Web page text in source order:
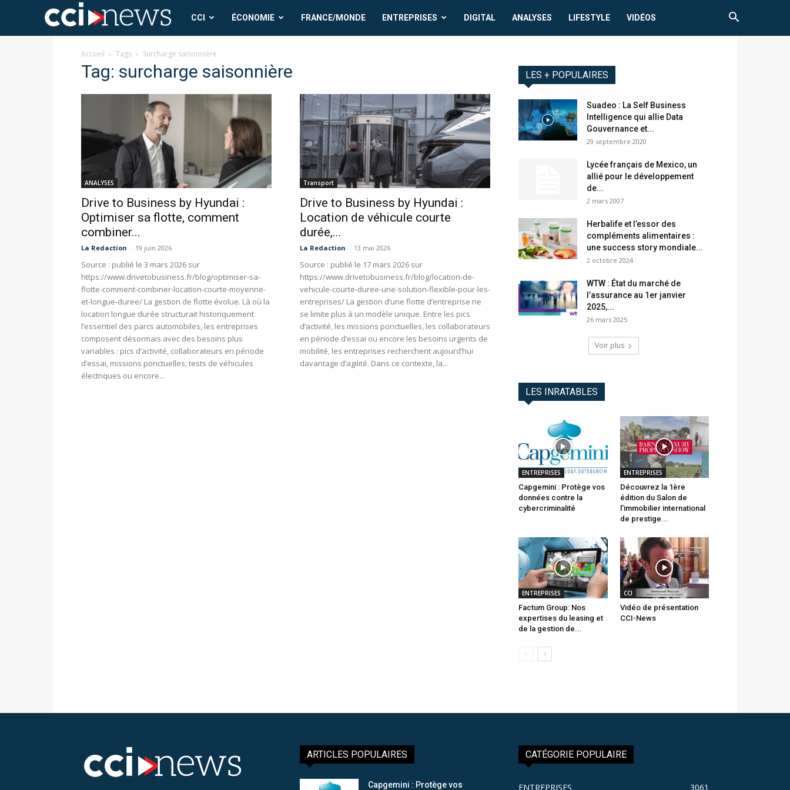
CCI
News
CCI ÉCONOMIE FRANCE/MONDE ENTREPRISES DIGITAL ANALYSES LIFESTYLE VIDÉOS
Accueil Tags Surcharge saisonnière
Tag: surcharge saisonnière
ANALYSES
Drive to Business by Hyundai :
Optimiser sa flotte, comment
combiner...
La Redaction - 19 juin 2026
Source : publié le 3 mars 2026 sur
https://www.drivetobusiness.fr/blog/optimiser-sa-
flotte-comment-combiner-location-courte-moyenne-
et-longue-duree/ La gestion de flotte évolue. Là où la
location longue durée structurait historiquement
l’essentiel des parcs automobiles, les entreprises
composent désormais avec des besoins plus
variables : pics d’activité, collaborateurs en période
d’essai, missions ponctuelles, tests de véhicules
électriques ou encore...
Transport
Drive to Business by Hyundai :
Location de véhicule courte
durée,...
La Redaction - 13 mai 2026
Source : publié le 17 mars 2026 sur
https://www.drivetobusiness.fr/blog/location-de-
vehicule-courte-duree-une-solution-flexible-pour-les-
entreprises/ La gestion d’une flotte d’entreprise ne
se limite plus à un modèle unique. Entre les pics
d’activité, les missions ponctuelles, les collaborateurs
en période d’essai ou encore les besoins urgents de
mobilité, les entreprises recherchent aujourd’hui
davantage d’agilité. Dans ce contexte, la...
LES + POPULAIRES
Suadeo : La Self Business
Intelligence qui allie Data
Gouvernance et...
29 septembre 2020
Lycée français de Mexico, un
allié pour le développement
de...
2 mars 2007
Herbalife et l’essor des
compléments alimentaires :
une success story mondiale...
2 octobre 2024
WTW : État du marché de
l’assurance au 1er janvier
2025,...
26 mars 2025
Voir plus
LES INRATABLES
ENTREPRISES
Capgemini : Protège vos
données contre la
cybercriminalité
ENTREPRISES
Découvrez la 1ère
édition du Salon de
l’immobilier international
de prestige...
ENTREPRISES
Factum Group: Nos
expertises du leasing et
de la gestion de...
CCI
Vidéo de présentation
CCI-News
ARTICLES POPULAIRES
Capgemini : Protège vos
CATÉGORIE POPULAIRE
ENTREPRISES 3061